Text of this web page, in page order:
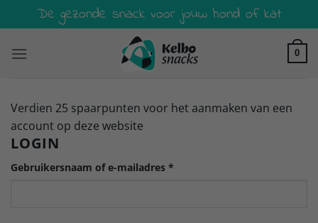
naar
De gezonde snack voor jouw hond of kat
0
Verdien 25 spaarpunten voor het aanmaken van een
account op deze website
LOGIN
Gebruikersnaam of e-mailadres *